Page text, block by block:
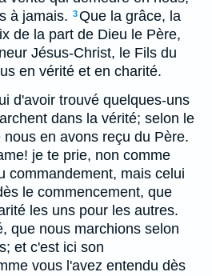
à jamais. 3Que la grâce, la
de la part de Dieu le Père,
Jésus-Christ, le Fils du
en vérité et en charité.
d'avoir trouvé quelques-uns
dans la vérité; selon le
en avons reçu du Père.
je te prie, non comme
commandement, mais celui
le commencement, que
les uns pour les autres.
que nous marchions selon
et c'est ici son
vous l'avez entendu dès